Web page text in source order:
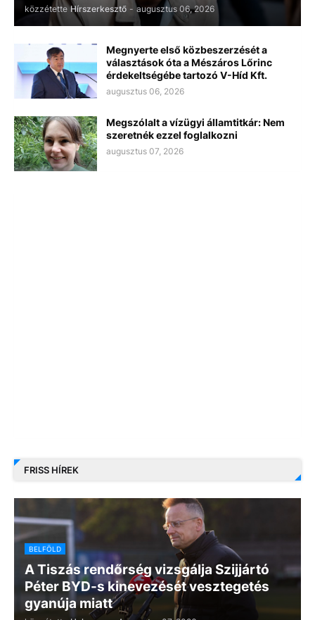
közzétette Hírszerkesztő - augusztus 06, 2026
Megnyerte első közbeszerzését a
választások óta a Mészáros Lőrinc
érdekeltségébe tartozó V-Híd Kft.
augusztus 06, 2026
Megszólalt a vízügyi államtitkár: Nem
szeretnék ezzel foglalkozni
augusztus 07, 2026
FRISS HÍREK
BELFÖLD
A Tiszás rendőrség vizsgálja Szijjártó
Péter BYD-s kinevezését vesztegetés
gyanúja miatt